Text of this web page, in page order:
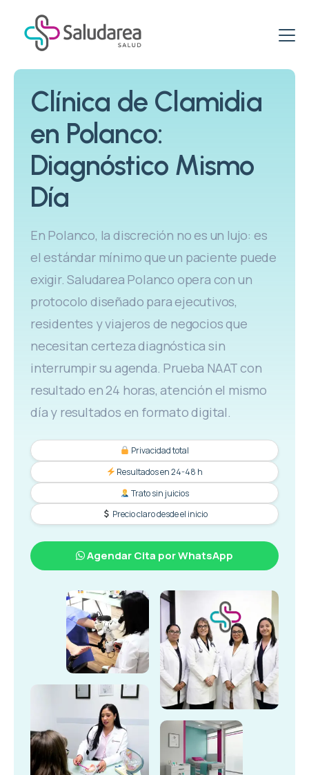
ETS & ITS
Clínica de ETS
Clínica de ITS
ITS: Pruebas
Virus del papiloma VPH
Clínica de VPH
VPH: Tratamiento
Vacuna VPH
PCR VPH en Hombres
Paquetes Específicos para Mujeres
Paquetes Salud Sexual
Paquetes de Pruebas rápidas
VPH & PCR
Vacunación
Esquema de Vacunación
Centro de Vacunación
Clínica de Clamidia
en Polanco:
Diagnóstico Mismo
Día
En Polanco, la discreción no es un lujo: es
el estándar mínimo que un paciente puede
exigir. Saludarea Polanco opera con un
protocolo diseñado para ejecutivos,
residentes y viajeros de negocios que
necesitan certeza diagnóstica sin
interrumpir su agenda. Prueba NAAT con
resultado en 24 horas, atención el mismo
día y resultados en formato digital.
Privacidad total
Resultados en 24-48 h
Trato sin juicios
Precio claro desde el inicio
Agendar Cita por WhatsApp